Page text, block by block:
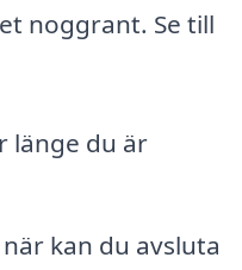
noggrant. Se till
länge du är
kan du avsluta